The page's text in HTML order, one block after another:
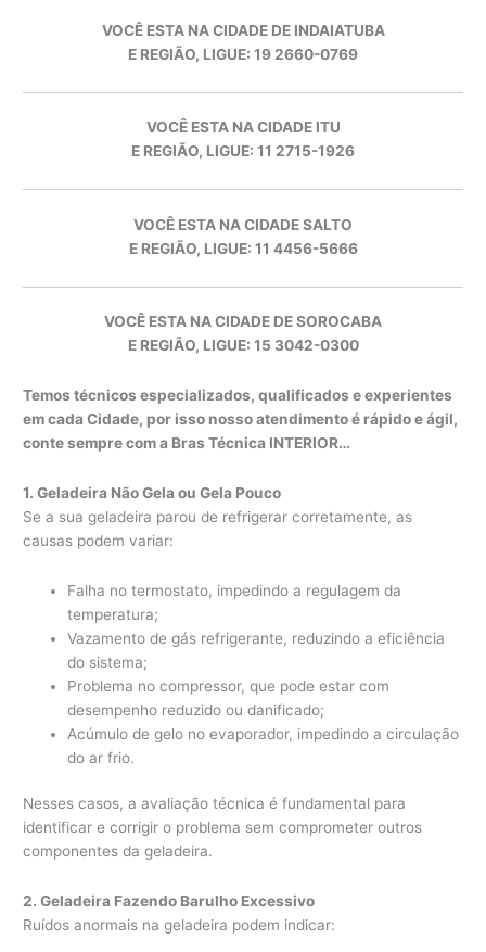
VOCÊ ESTA NA CIDADE DE INDAIATUBA
E REGIÃO, LIGUE: 19 2660-0769
VOCÊ ESTA NA CIDADE ITU
E REGIÃO, LIGUE: 11 2715-1926
VOCÊ ESTA NA CIDADE SALTO
E REGIÃO, LIGUE: 11 4456-5666
VOCÊ ESTA NA CIDADE DE SOROCABA
E REGIÃO, LIGUE: 15 3042-0300
Temos técnicos especializados, qualificados e experientes
em cada Cidade, por isso nosso atendimento é rápido e ágil,
conte sempre com a Bras Técnica INTERIOR…
1. Geladeira Não Gela ou Gela Pouco
Se a sua geladeira parou de refrigerar corretamente, as
causas podem variar:
Falha no termostato, impedindo a regulagem da
temperatura;
Vazamento de gás refrigerante, reduzindo a eficiência
do sistema;
Problema no compressor, que pode estar com
desempenho reduzido ou danificado;
Acúmulo de gelo no evaporador, impedindo a circulação
do ar frio.
Nesses casos, a avaliação técnica é fundamental para
identificar e corrigir o problema sem comprometer outros
componentes da geladeira.
2. Geladeira Fazendo Barulho Excessivo
Ruídos anormais na geladeira podem indicar: